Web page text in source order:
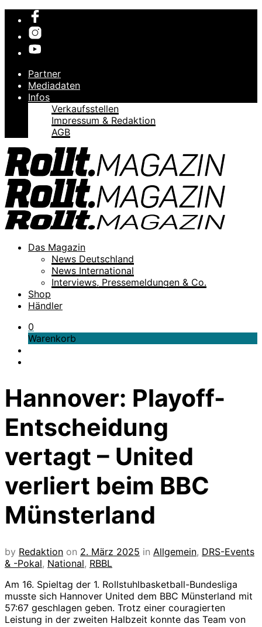
Partner
Mediadaten
Infos
Verkaufsstellen
Impressum & Redaktion
AGB
Das Magazin
News Deutschland
News International
Interviews, Pressemeldungen & Co.
Shop
Händler
0
Warenkorb
Hannover: Playoff-
Entscheidung
vertagt – United
verliert beim BBC
Münsterland
by Redaktion on 2. März 2025 in Allgemein, DRS-Events
& -Pokal, National, RBBL
Am 16. Spieltag der 1. Rollstuhlbasketball-Bundesliga
musste sich Hannover United dem BBC Münsterland mit
57:67 geschlagen geben. Trotz einer couragierten
Leistung in der zweiten Halbzeit konnte das Team von